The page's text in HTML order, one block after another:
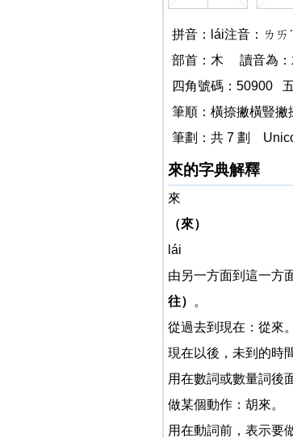
拼音：lái注音：ㄌㄞˊ
部首：木 讀音為：
四角號碼：50900
筆順：橫捺撇橫豎撇
筆劃：共 7 劃
來的字典解釋
來
（來）
lái
由另一方面到這一方
往）
。
從過去到現在：從來
現在以後，未到的時
用在數詞或數量詞後
做某個動作：胡來。
用在動詞前，表示要